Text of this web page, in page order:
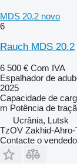
MDS 20.2 novo
6
Rauch MDS 20.2
6 500 € Com IVA
Espalhador de
2025
Capacidade de
m Potência de
Ucrânia, Lutsk
TzOV Zakhid-Ahro-
Contacte o